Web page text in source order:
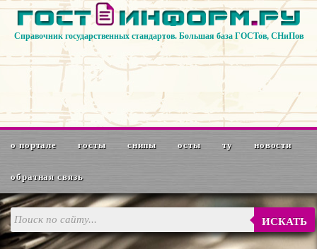
Справочник государственных стандартов. Большая база ГОСТов, СНиПов
о портале госты снипы осты ту новости
обратная связь
ИСКАТЬ